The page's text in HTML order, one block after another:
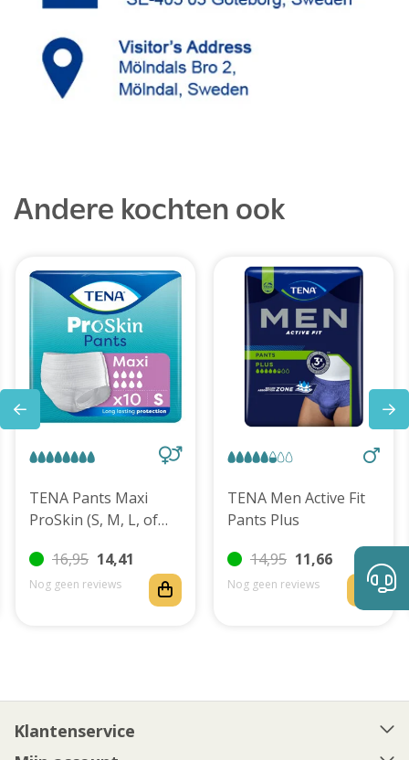
Andere kochten ook
TENA Pants Maxi
ProSkin (S, M, L, of
16,95 14,41
Nog geen reviews
TENA Men Active Fit
Pants Plus
14,95 11,66
Nog geen reviews
Klantenservice